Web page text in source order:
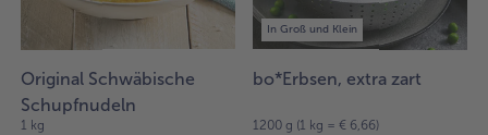
Original Schwäbische
Schupfnudeln
1 kg
In Groß und Klein
bo*Erbsen, extra zart
1200 g (1 kg = € 6,66)